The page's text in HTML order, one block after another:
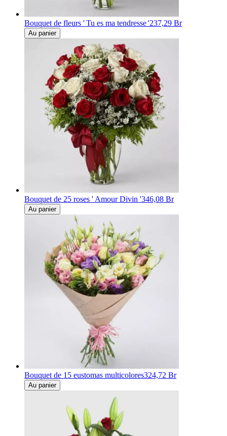
Bouquet de fleurs ' Tu es ma tendresse '237,29 Br
Au panier
Bouquet de 25 roses ' Amour Divin '346,08 Br
Au panier
Bouquet de 15 eustomas multicolores324,72 Br
Au panier